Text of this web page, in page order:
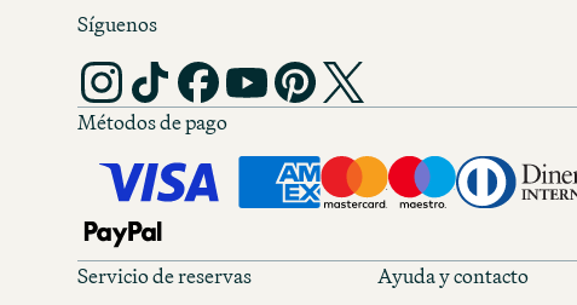
Síguenos
Métodos de pago
Servicio de reservas Ayuda y contacto